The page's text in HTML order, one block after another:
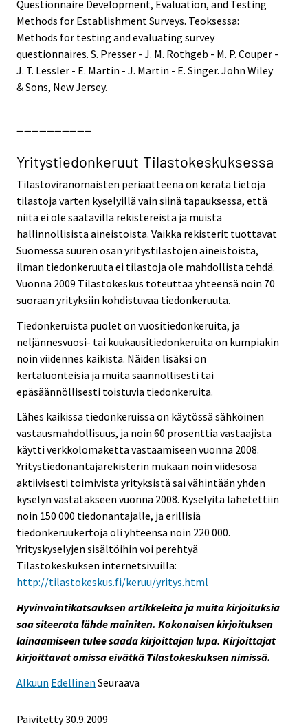
Questionnaire Development, Evaluation, and Testing
Methods for Establishment Surveys. Teoksessa:
Methods for testing and evaluating survey
questionnaires. S. Presser - J. M. Rothgeb - M. P. Couper -
J. T. Lessler - E. Martin - J. Martin - E. Singer. John Wiley
& Sons, New Jersey.
Yritystiedonkeruut Tilastokeskuksessa
Tilastoviranomaisten periaatteena on kerätä tietoja
tilastoja varten kyselyillä vain siinä tapauksessa, että
niitä ei ole saatavilla rekistereistä ja muista
hallinnollisista aineistoista. Vaikka rekisterit tuottavat
Suomessa suuren osan yritystilastojen aineistoista,
ilman tiedonkeruuta ei tilastoja ole mahdollista tehdä.
Vuonna 2009 Tilastokeskus toteuttaa yhteensä noin 70
suoraan yrityksiin kohdistuvaa tiedonkeruuta.
Tiedonkeruista puolet on vuositiedonkeruita, ja
neljännesvuosi- tai kuukausitiedonkeruita on kumpiakin
noin viidennes kaikista. Näiden lisäksi on
kertaluonteisia ja muita säännöllisesti tai
epäsäännöllisesti toistuvia tiedonkeruita.
Lähes kaikissa tiedonkeruissa on käytössä sähköinen
vastausmahdollisuus, ja noin 60 prosenttia vastaajista
käytti verkkolomaketta vastaamiseen vuonna 2008.
Yritystiedonantajarekisterin mukaan noin viidesosa
aktiivisesti toimivista yrityksistä sai vähintään yhden
kyselyn vastatakseen vuonna 2008. Kyselyitä lähetettiin
noin 150 000 tiedonantajalle, ja erillisiä
tiedonkeruukertoja oli yhteensä noin 220 000.
Yrityskyselyjen sisältöihin voi perehtyä
Tilastokeskuksen internetsivuilla:
http://tilastokeskus.fi/keruu/yritys.html
Hyvinvointikatsauksen artikkeleita ja muita kirjoituksia
saa siteerata lähde mainiten. Kokonaisen kirjoituksen
lainaamiseen tulee saada kirjoittajan lupa. Kirjoittajat
kirjoittavat omissa eivätkä Tilastokeskuksen nimissä.
Alkuun Edellinen Seuraava
Päivitetty30.9.2009